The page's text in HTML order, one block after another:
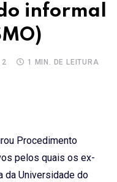
informal
1 MIN. DE LEITURA
Procedimento
pelos quais os ex-
da Universidade do